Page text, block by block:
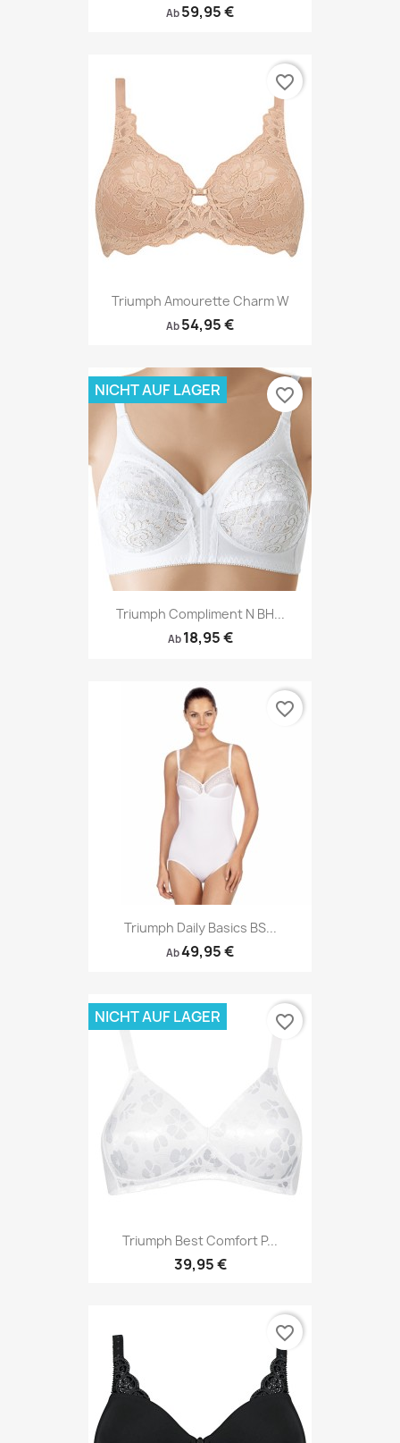
Ab 59,95 €
Triumph Amourette Charm W
Ab 54,95 €
favorite_border
Triumph Compliment N BH...
Ab 18,95 €
NICHT AUF LAGER favorite_border
Triumph Daily Basics BS...
Ab49,95 €
favorite_border
Triumph Best Comfort P...
39,95 €
NICHT AUF LAGER favorite_border
favorite_border